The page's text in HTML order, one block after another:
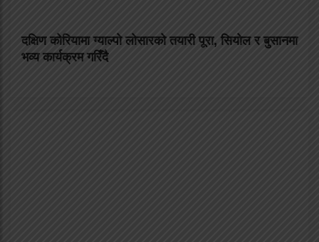
दक्षिण कोरियामा ग्याल्पो लोसारको तयारी पूरा, सियोल र बुसानमा
भव्य कार्यक्रम गरिँदै